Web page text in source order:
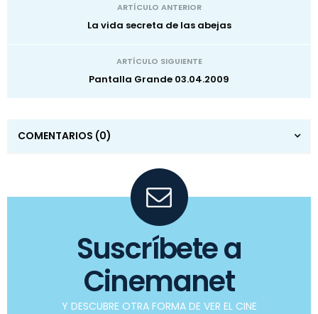
ARTÍCULO ANTERIOR
La vida secreta de las abejas
ARTÍCULO SIGUIENTE
Pantalla Grande 03.04.2009
COMENTARIOS (0)
Suscríbete a
Cinemanet
Y DESCUBRE OTRA FORMA DE VER EL CINE